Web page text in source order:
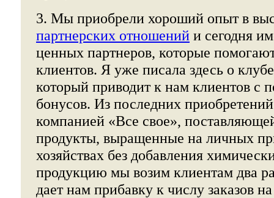
3. Мы приобрели хороший опыт в
партнерских отношений и сегодня
ценных партнеров, которые
клиентов. Я уже писала здесь о
который приводит к нам клиентов с
бонусов. Из последних
компанией «Все свое»,
продукты, выращенные на личных
хозяйствах без добавления
продукцию мы возим клиентам два
дает нам прибавку к числу заказов